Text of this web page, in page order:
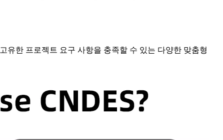
유한 프로젝트 요구 사항을 충족할 수 있는 다양한 맞춤형